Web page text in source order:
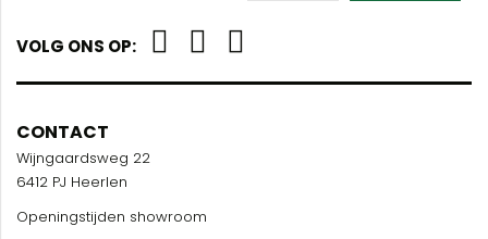
VOLG ONS OP:
CONTACT
Wijngaardsweg 22
6412 PJ Heerlen
Openingstijden showroom